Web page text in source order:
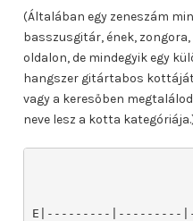
(Általában egy zeneszám
basszusgitár, ének,
oldalon, de mindegyik egy
hangszer gitártabos
vagy a keresőben
neve lesz a kotta
E|---------